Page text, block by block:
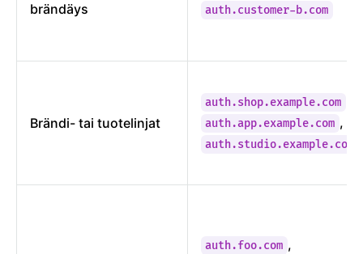
brändäys
auth.customer-b.com
Brändi- tai tuotelinjat
auth.shop.example.com
auth.app.example.com ,
auth.studio.example.com
auth.foo.com ,